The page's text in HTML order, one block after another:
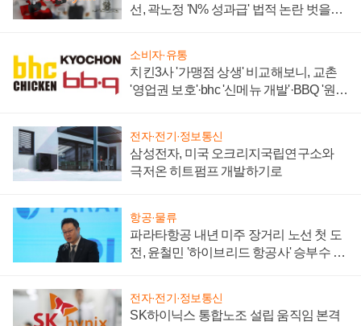
선, 곽노정 'N% 성과급' 법적 논란 벗을지
소비자·유통
치킨3사 '가맹점 상생' 비교해보니, 교촌
'영업권 보호'·bhc '신메뉴 개발'·BBQ '원가
전자·전기·정보통신
삼성전자, 미국 오크리지국립연구소와
극저온 히트펌프 개발하기로
항공·물류
파라타항공 내년 미주 장거리 노선 첫 도
전, 윤철민 '하이브리드 항공사' 승부수 통
전자·전기·정보통신
SK하이닉스 통합노조 설립 움직임 본격